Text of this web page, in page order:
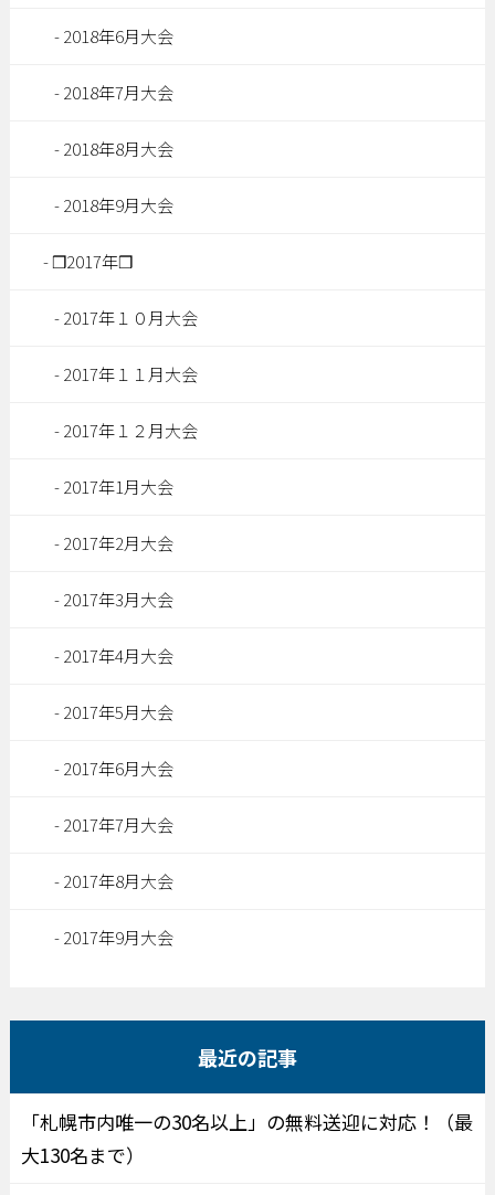
2018年6月大会
2018年7月大会
2018年8月大会
2018年9月大会
❒2017年❒
2017年１０月大会
2017年１１月大会
2017年１２月大会
2017年1月大会
2017年2月大会
2017年3月大会
2017年4月大会
2017年5月大会
2017年6月大会
2017年7月大会
2017年8月大会
2017年9月大会
最近の記事
「札幌市内唯一の30名以上」の無料送迎に対応！（最
大130名まで）